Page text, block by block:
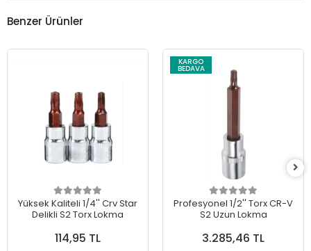
Benzer Ürünler
Yüksek Kaliteli 1/4'' Crv Star
Delikli S2 Torx Lokma
114,95 TL
KARGO
BEDAVA
Profesyonel 1/2'' Torx CR-V
S2 Uzun Lokma
3.285,46 TL